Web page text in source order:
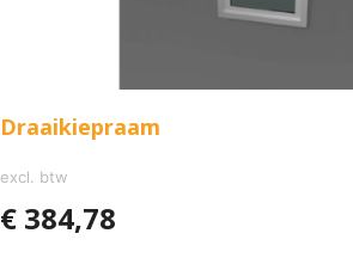
Draaikiepraam
excl. btw
€ 384,78